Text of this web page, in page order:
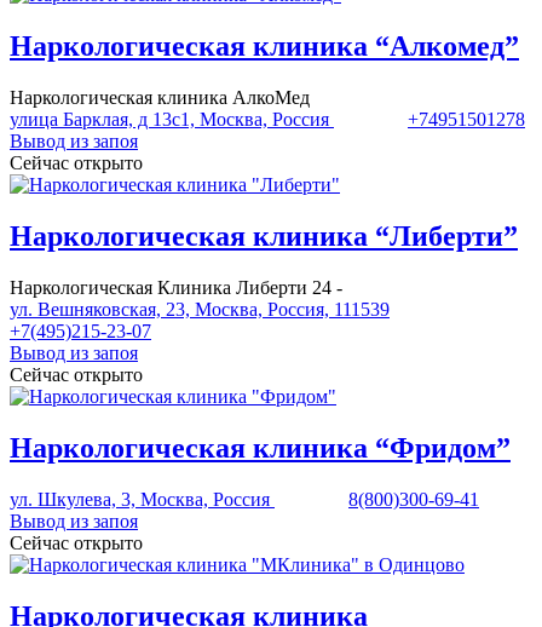
Наркологическая клиника “Алкомед”
Наркологическая клиника АлкоМед
улица Барклая, д 13с1, Москва, Россия
+74951501278
Вывод из запоя
Сейчас открыто
Наркологическая клиника “Либерти”
Наркологическая Клиника Либерти 24 -
ул. Вешняковская, 23, Москва, Россия, 111539
+7(495)215-23-07
Вывод из запоя
Сейчас открыто
Наркологическая клиника “Фридом”
ул. Шкулева, 3, Москва, Россия
8(800)300-69-41
Вывод из запоя
Сейчас открыто
Наркологическая клиника